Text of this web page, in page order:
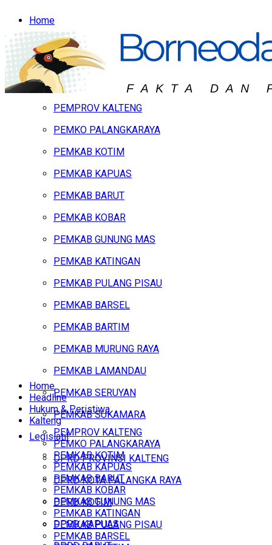
Home
Headline
Hukum & Peristiwa
Kalteng
PEMPROV KALTENG
PEMKO PALANGKARAYA
PEMKAB KOTIM
PEMKAB KAPUAS
PEMKAB BARUT
PEMKAB KOBAR
PEMKAB GUNUNG MAS
PEMKAB KATINGAN
PEMKAB PULANG PISAU
PEMKAB BARSEL
PEMKAB BARTIM
PEMKAB MURUNG RAYA
PEMKAB LAMANDAU
PEMKAB SERUYAN
PEMKAB SUKAMARA
Legislatif
DPRD PROVINSI KALTENG
DPRD KOTA PALANGKA RAYA
DPRD KOTIM
DPRD KAPUAS
Home
Headline
Hukum & Peristiwa
Kalteng
PEMPROV KALTENG
PEMKO PALANGKARAYA
PEMKAB KOTIM
PEMKAB KAPUAS
PEMKAB BARUT
PEMKAB KOBAR
PEMKAB GUNUNG MAS
PEMKAB KATINGAN
PEMKAB PULANG PISAU
PEMKAB BARSEL